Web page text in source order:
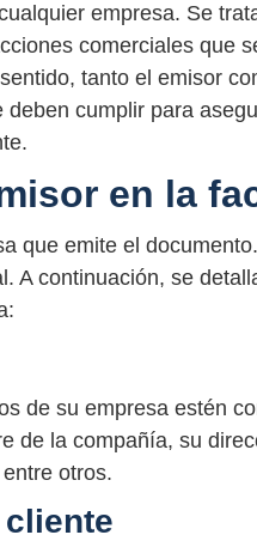
empresa. Se
comerciales que
tanto el emisor
cumplir para
en la
que emite el
A continuación, se
de su empresa estén
de la compañía, su
otros.